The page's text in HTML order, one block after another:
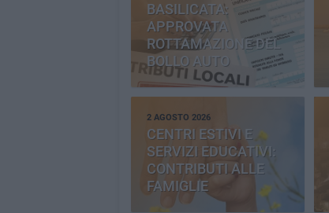
BASILICATA:
APPROVATA
ROTTAMAZIONE DEL
BOLLO AUTO
2 AGOSTO 2026
CENTRI ESTIVI E
SERVIZI EDUCATIVI:
CONTRIBUTI ALLE
FAMIGLIE